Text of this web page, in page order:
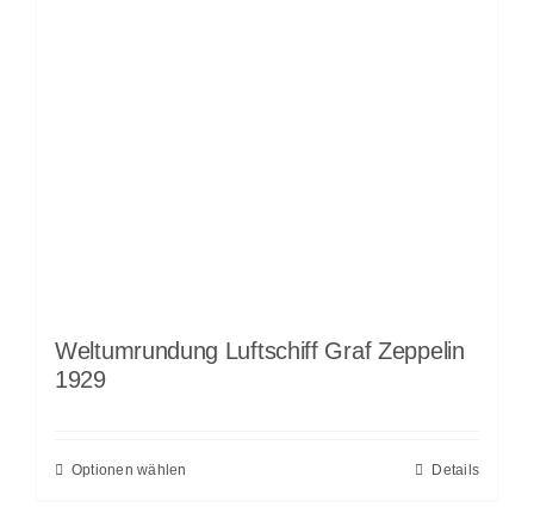
Weltumrundung Luftschiff Graf Zeppelin
1929
Optionen wählen Details